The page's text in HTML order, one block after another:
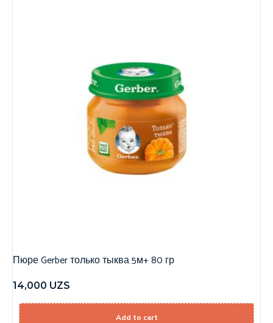
Пюре Gerber только тыква 5м+ 80 гр
14,000 UZS
Add to cart